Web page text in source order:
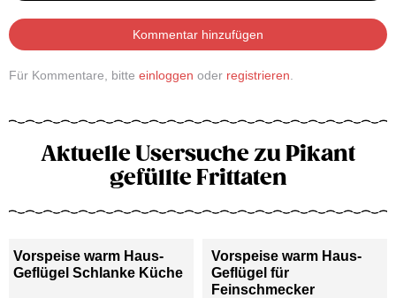
Kommentar hinzufügen
Für Kommentare, bitte einloggen oder registrieren
Aktuelle Usersuche zu Pikant
gefüllte Frittaten
Vorspeise warm Haus-
Geflügel Schlanke Küche
Vorspeise warm Haus-
Geflügel für
Feinschmecker